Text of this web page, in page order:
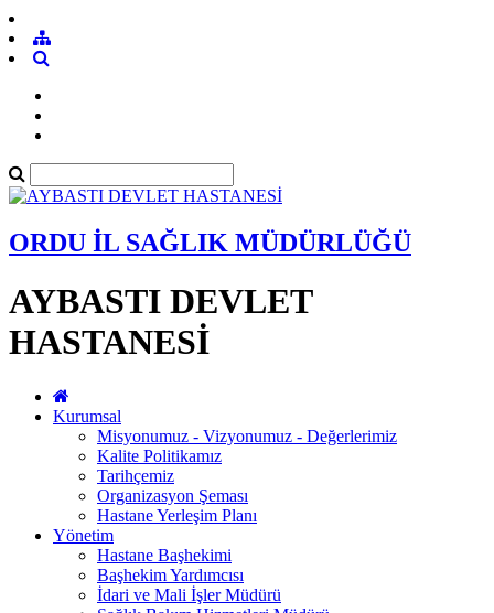
ORDU İL SAĞLIK MÜDÜRLÜĞÜ
AYBASTI DEVLET
HASTANESİ
Kurumsal
Misyonumuz - Vizyonumuz - Değerlerimiz
Kalite Politikamız
Tarihçemiz
Organizasyon Şeması
Hastane Yerleşim Planı
Yönetim
Hastane Başhekimi
Başhekim Yardımcısı
İdari ve Mali İşler Müdürü